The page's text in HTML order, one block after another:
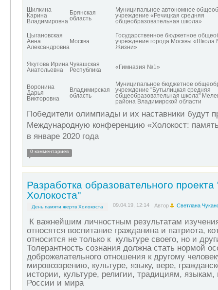
Шилкина
Карина
Владимировна
Брянская
область
Муниципальное автономное
учреждение «Речицкая средняя
общеобразовательная школа»
Цыгановская
Анна
Александровна
Москва
Государственное бюджетное
учреждение города Москвы «Школа
Жизни»
Якутова Ирина
Анатольевна
Чувашская
Республика
«Гимназия №1»
Воронина
Дарья
Викторовна
Владимирская
область
Муниципальное бюджетное
учреждение "Бутылицкая средняя
общеобразовательная школа"
района Владимирской области
Победители олимпиады и их наставники будут
Международную конференцию «Холокост:
в январе 2020 года
0 комментариев
Разработка образовательного
Холокоста"
День памяти жертв Холокоста 09.04.19, 12:14 Автор Светлана
К важнейшим личностным результатам
относятся воспитание гражданина и патриота,
относится не только к культуре своего, но и
Толерантность сознания должна стать нормой
доброжелательного отношения к другому
мировоззрению, культуре, языку, вере,
истории, культуре, религии, традициям, языкам,
России и мира